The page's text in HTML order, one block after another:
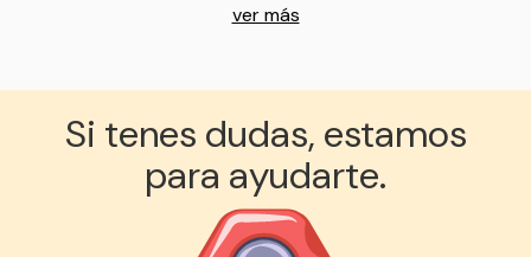
ver más
Si tenes dudas, estamos
para ayudarte.